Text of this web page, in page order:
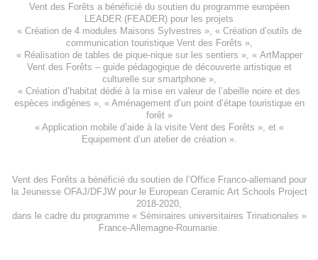
Vent des Forêts a bénéficié du soutien du programme européen
LEADER (FEADER) pour les projets
« Création de 4 modules Maisons Sylvestres », « Création d’outils de
communication touristique Vent des Forêts »,
« Réalisation de tables de pique-nique sur les sentiers », « ArtMapper
Vent des Forêts – guide pédagogique de découverte artistique et
culturelle sur smartphone »,
« Création d’habitat dédié à la mise en valeur de l’abeille noire et des
espèces indigènes », « Aménagement d’un point d’étape touristique en
forêt»
« Application mobile d’aide à la visite Vent des Forêts », et «
Equipement d’un atelier de création».
Vent des Forêts a bénéficié du soutien de l’Office Franco-allemand pour
la Jeunesse OFAJ/DFJWpour leEuropean Ceramic Art Schools Project
2018-2020
dans le cadre du programme « Séminaires universitaires Trinationales »
France-Allemagne-Roumanie.